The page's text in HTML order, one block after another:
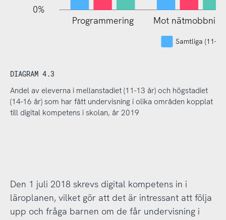
0%
Programmering Mot nätmobbning
Samtliga (11-16
DIAGRAM 4.3
Andel av eleverna i mellanstadiet (11-13 år) och högstadiet
(14-16 år) som har fått undervisning i olika områden kopplat
till digital kompetens i skolan, år 2019
Den 1 juli 2018 skrevs digital kompetens in i
läroplanen, vilket gör att det är intressant att följa
upp och fråga barnen om de får undervisning i